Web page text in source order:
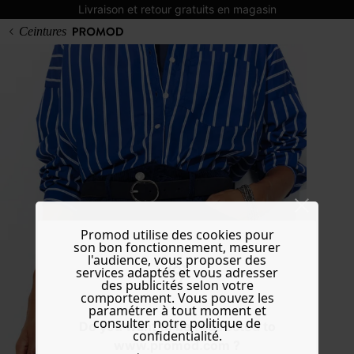
Livraison et retour gratuits en magasin
Do you want to be redirected to
www.promod.com ?
Ceintures
Promod utilise des cookies pour
son bon fonctionnement, mesurer
l'audience, vous proposer des
services adaptés et vous adresser
des publicités selon votre
comportement. Vous pouvez les
paramétrer à tout moment et
consulter notre politique de
confidentialité.